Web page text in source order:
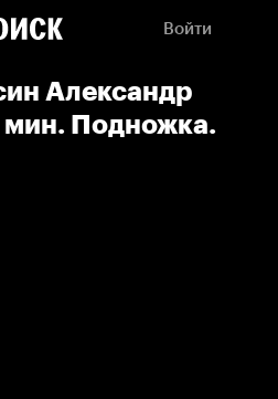
Войти
Александр
мин. Подножка.